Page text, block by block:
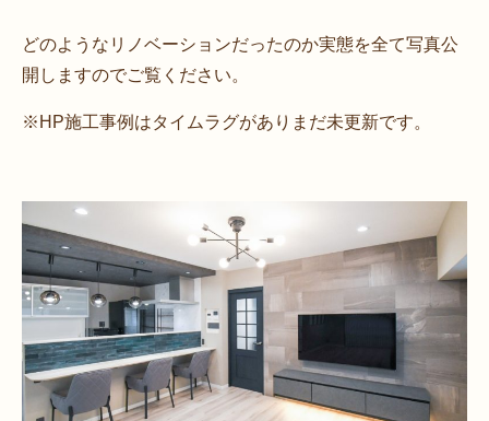
どのようなリノベーションだったのか実態を全て写真公
開しますのでご覧ください。
※HP施工事例はタイムラグがありまだ未更新です。